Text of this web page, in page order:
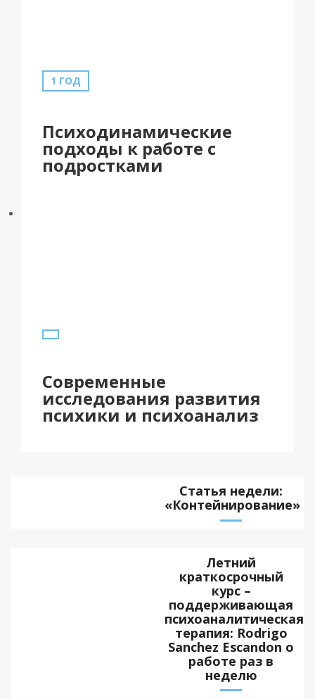
1 ГОД
Психодинамические
подходы к работе с
подростками
Современные
исследования развития
психики и психоанализ
Статья недели:
«Контейнирование»
Летний
краткосрочный
курс –
поддерживающая
психоаналитическая
терапия: Rodrigo
Sanchez Escandon о
работе раз в
неделю